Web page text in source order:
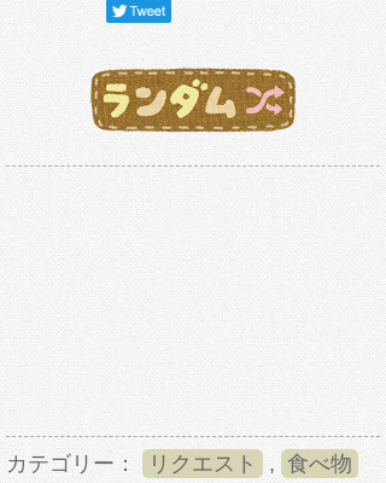
カテゴリー： リクエスト , 食べ物